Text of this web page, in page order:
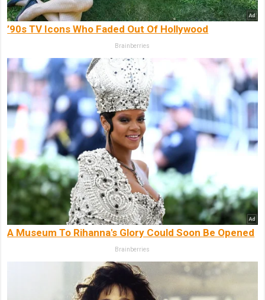
’90s TV Icons Who Faded Out Of Hollywood
Brainberries
A Museum To Rihanna's Glory Could Soon Be Opened
Brainberries